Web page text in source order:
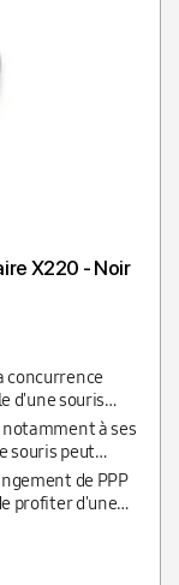
X220 - Noir
concurrence
d'une souris
à ses
souris peut
droits.de PPP
profiter d'une